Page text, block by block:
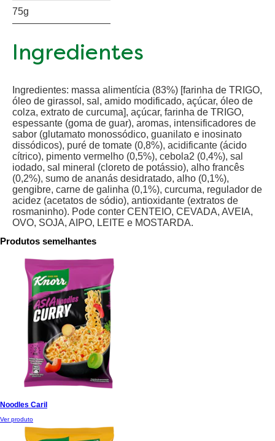
75g
Ingredientes
Ingredientes: massa alimentícia (83%) [farinha de TRIGO,
óleo de girassol, sal, amido modificado, açúcar, óleo de
colza, extrato de curcuma], açúcar, farinha de TRIGO,
espessante (goma de guar), aromas, intensificadores de
sabor (glutamato monossódico, guanilato e inosinato
dissódicos), puré de tomate (0,8%), acidificante (ácido
cítrico), pimento vermelho (0,5%), cebola2 (0,4%), sal
iodado, sal mineral (cloreto de potássio), alho francês
(0,2%), sumo de ananás desidratado, alho (0,1%),
gengibre, carne de galinha (0,1%), curcuma, regulador de
acidez (acetatos de sódio), antioxidante (extratos de
rosmaninho). Pode conter CENTEIO, CEVADA, AVEIA,
OVO, SOJA, AIPO, LEITE e MOSTARDA.
Produtos semelhantes
Noodles Caril
Ver produto